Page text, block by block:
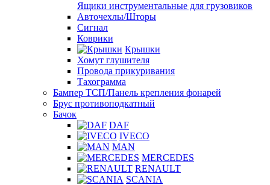
Ящики инструментальные для грузовиков
Авточехлы/Шторы
Сигнал
Коврики
Крышки
Хомут глушителя
Провода прикуривания
Тахограмма
Бампер ТСП/Панель крепления фонарей
Брус противоподкатный
Бачок
DAF
IVECO
MAN
MERCEDES
RENAULT
SCANIA